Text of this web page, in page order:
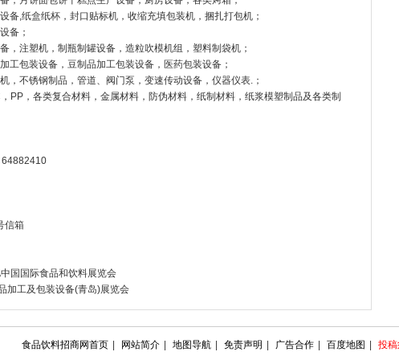
备,纸盒纸杯，封口贴标机，收缩充填包装机，捆扎打包机；
备；
，注塑机，制瓶制罐设备，造粒吹模机组，塑料制袋机；
工包装设备，豆制品加工包装设备，医药包装设备；
，不锈钢制品，管道、阀门泵，变速传动设备，仪器仪表.；
PP，各类复合材料，金属材料，防伪材料，纸制材料，纸浆模塑制品及各类制
信箱
国国际食品和饮料展览会
加工及包装设备(青岛)展览会
食品饮料招商网首页 网站简介 地图导航 免责声明 广告合作 百度地图
投